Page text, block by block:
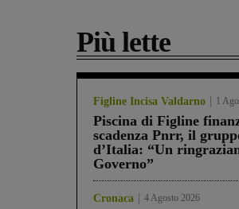
Più lette
Figline Incisa Valdarno 1
Piscina di Figline
scadenza Pnrr, il
d’Italia: “Un
Governo”
Cronaca 4 Agosto 2026